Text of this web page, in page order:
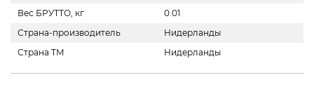
Вес БРУТТО, кг
0.01
Страна-производитель
Нидерланды
Страна ТМ
Нидерланды